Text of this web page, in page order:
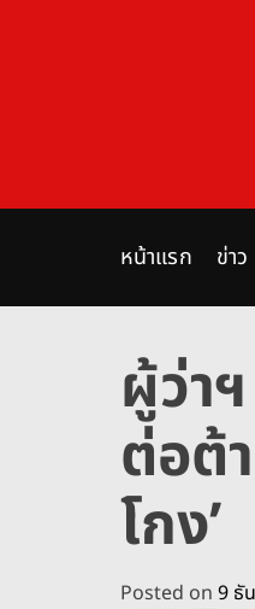
e
หน้าแรก ข่าว
ผู้ว่า
ต่อต้
โกง’
Posted on 9 ธั